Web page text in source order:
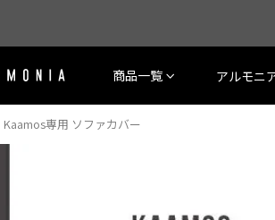
商品一覧 アルモニ
Kaamos専用 ソファカバー